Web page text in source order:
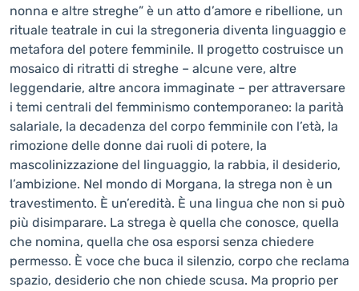
nonna e altre streghe” è un atto d’amore e ribellione, un
rituale teatrale in cui la stregoneria diventa linguaggio e
metafora del potere femminile. Il progetto costruisce un
mosaico di ritratti di streghe – alcune vere, altre
leggendarie, altre ancora immaginate – per attraversare
i temi centrali del femminismo contemporaneo: la parità
salariale, la decadenza del corpo femminile con l’età, la
rimozione delle donne dai ruoli di potere, la
mascolinizzazione del linguaggio, la rabbia, il desiderio,
l’ambizione. Nel mondo di Morgana, la strega non è un
travestimento. È un’eredità. È una lingua che non si può
più disimparare. La strega è quella che conosce, quella
che nomina, quella che osa esporsi senza chiedere
permesso. È voce che buca il silenzio, corpo che reclama
spazio, desiderio che non chiede scusa. Ma proprio per